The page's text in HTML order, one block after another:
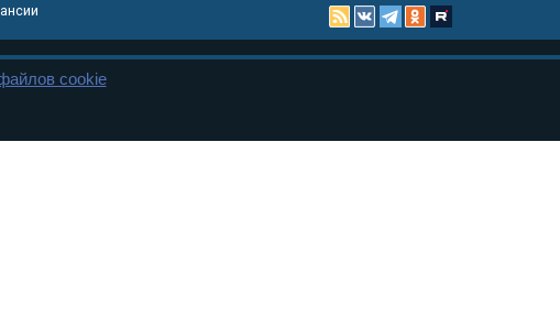
cookie